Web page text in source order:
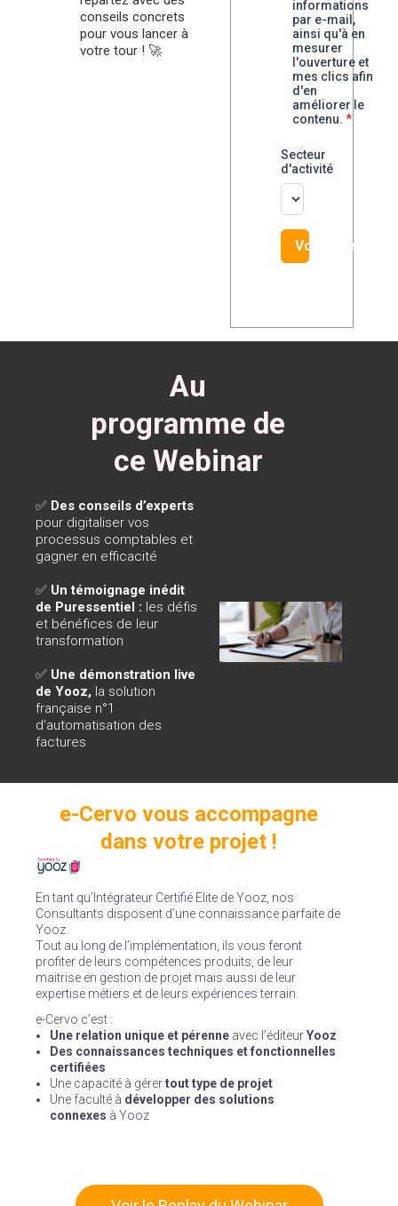
conseils concrets
pour vous lancer à
votre tour ! 🚀
informations
par e-mail,
ainsi qu'à en
mesurer
l'ouverture et
mes clics afin
d'en
améliorer le
contenu. *
Secteur
d'activité
Voir le replay
Au
programme de
ce Webinar
✅ Des conseils d’experts
pour digitaliser vos
processus comptables et
gagner en efficacité
✅ Un témoignage inédit
de Puressentiel : les défis
et bénéfices de leur
transformation
✅ Une démonstration live
de Yooz, la solution
française n°1
d’automatisation des
factures
e-Cervo vous accompagne
dans votre projet !
En tant qu’Intégrateur Certifié Elite de Yooz, nos
Consultants disposent d’une connaissance parfaite de
Yooz.
Tout au long de l’implémentation, ils vous feront
profiter de leurs compétences produits, de leur
maitrise en gestion de projet mais aussi de leur
expertise métiers et de leurs expériences terrain.
e-Cervo c’est :
Une relation unique et pérenne avec l’éditeurYooz
Des connaissances techniques et fonctionnelles
certifiées
Une capacité à gérertout type de projet
Une faculté à développer des solutions
connexes à Yooz